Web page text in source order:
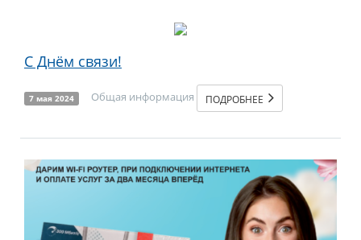
С Днём связи!
7 мая 2024 Общая информация ПОДРОБНЕЕ